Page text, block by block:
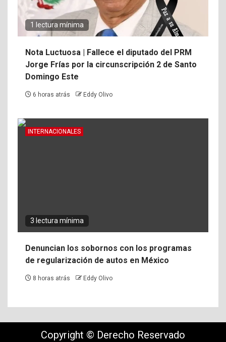
1 lectura mínima
Nota Luctuosa | Fallece el diputado del PRM
Jorge Frías por la circunscripción 2 de Santo
Domingo Este
6 horas atrás Eddy Olivo
INTERNACIONALES
3 lectura mínima
Denuncian los sobornos con los programas
de regularización de autos en México
8 horas atrás Eddy Olivo
Copyright © Derecho Reservado